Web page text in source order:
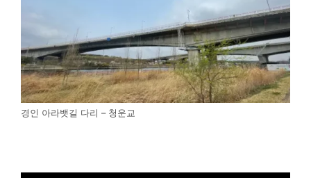
경인 아라뱃길 다리 – 청운교